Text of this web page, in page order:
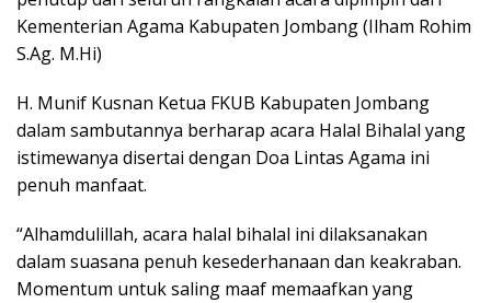
Kementerian Agama Kabupaten Jombang (Ilham Rohim
S.Ag. M.Hi)
H. Munif Kusnan Ketua FKUB Kabupaten Jombang
dalam sambutannya berharap acara Halal Bihalal yang
istimewanya disertai dengan Doa Lintas Agama ini
penuh manfaat.
“Alhamdulillah, acara halal bihalal ini dilaksanakan
dalam suasana penuh kesederhanaan dan keakraban.
Momentum untuk saling maaf memaafkan yang